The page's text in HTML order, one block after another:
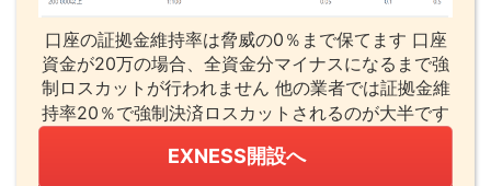
口座の証拠金維持率は脅威の0％まで保てます 口座
資金が20万の場合、全資金分マイナスになるまで強
制ロスカットが行われません 他の業者では証拠金維
持率20％で強制決済ロスカットされるのが大半です
EXNESS開設へ